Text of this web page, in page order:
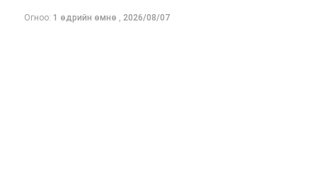
амрах болон гол мөрөн, нуурын ойролцоо амарч
Огноо: 1 өдрийн өмнө , 2026/08/07